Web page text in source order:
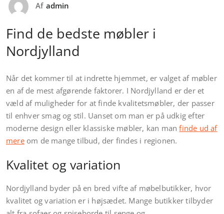
Af admin
Find de bedste møbler i
Nordjylland
Når det kommer til at indrette hjemmet, er valget af møbler
en af de mest afgørende faktorer. I Nordjylland er der et
væld af muligheder for at finde kvalitetsmøbler, der passer
til enhver smag og stil. Uanset om man er på udkig efter
moderne design eller klassiske møbler, kan manfinde ud af
mereom de mange tilbud, der findes i regionen.
Kvalitet og variation
Nordjylland byder på en bred vifte af møbelbutikker, hvor
kvalitet og variation er i højsædet. Mange butikker tilbyder